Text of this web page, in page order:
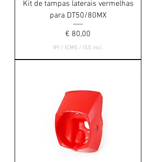
Kit de tampas laterais vermelhas
para DT50/80MX
Preço
€ 80,00
IPI / ICMS / ISS incl.